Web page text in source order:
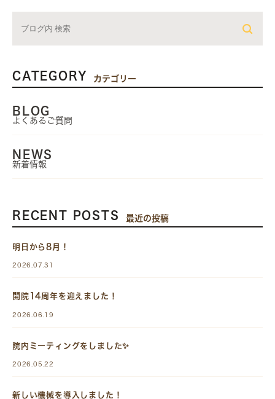
CATEGORY カテゴリー
BLOG
よくあるご質問
NEWS
新着情報
RECENT POSTS 最近の投稿
明日から8月！
2026.07.31
開院14周年を迎えました！
2026.06.19
院内ミーティングをしました✨
2026.05.22
新しい機械を導入しました！